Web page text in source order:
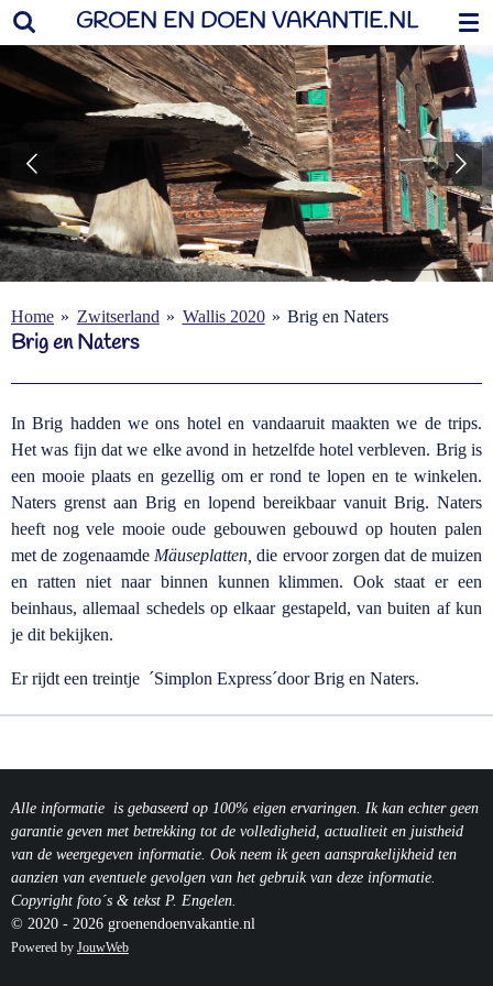
Ga
direct
naar
hoofdinhoud
GROEN EN DOEN VAKANTIE.NL
Home » Zwitserland » Wallis 2020 » Brig en Naters
Brig en Naters
In Brig hadden we ons hotel en vandaaruit maakten we de trips.
Het was fijn dat we elke avond in hetzelfde hotel verbleven. Brig is
een mooie plaats en gezellig om er rond te lopen en te winkelen.
Naters grenst aan Brig en lopend bereikbaar vanuit Brig. Naters
heeft nog vele mooie oude gebouwen gebouwd op houten palen
met de zogenaamde Mäuseplatten,die ervoor zorgen dat de muizen
en ratten niet naar binnen kunnen klimmen. Ook staat er een
beinhaus, allemaal schedels op elkaar gestapeld, van buiten af kun
je dit bekijken.
Er rijdt een treintje ´Simplon Express´door Brig en Naters.
Alle informatie is gebaseerd op 100% eigen ervaringen. Ik kan echter geen
garantie geven met betrekking tot de volledigheid, actualiteit en juistheid
van de weergegeven informatie. Ook neem ik geen aansprakelijkheid ten
aanzien van eventuele gevolgen van het gebruik van deze informatie.
Copyright foto´s & tekst P. Engelen.
© 2020 - 2026 groenendoenvakantie.nl
Powered by JouwWeb